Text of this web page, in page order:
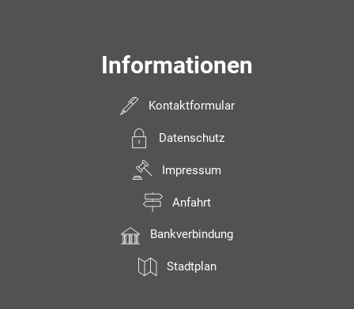
Informationen
Kontaktformular
Datenschutz
Impressum
Anfahrt
Bankverbindung
Stadtplan